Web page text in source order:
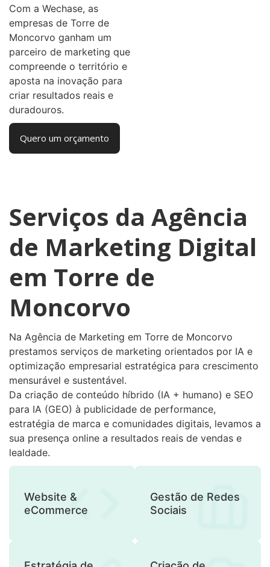
Com a Wechase, as
empresas de Torre de
Moncorvo ganham um
parceiro de marketing que
compreende o território e
aposta na inovação para
criar resultados reais e
duradouros.
Quero um orçamento
Serviços da Agência
de Marketing Digital
em Torre de
Moncorvo
Na Agência de Marketing em Torre de Moncorvo
prestamos serviços de marketing orientados por IA e
optimização empresarial estratégica para crescimento
mensurável e sustentável.
Da criação de conteúdo híbrido (IA + humano) e SEO
para IA (GEO) à publicidade de performance,
estratégia de marca e comunidades digitais, levamos a
sua presença online a resultados reais de vendas e
lealdade.
Website &
eCommerce
Gestão de Redes
Sociais